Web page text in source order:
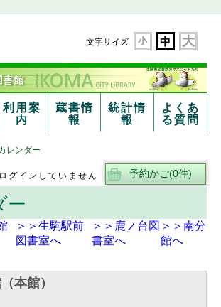
文字サイズ 小 中 大
利用案
内
蔵書情
報
統計情
報
よくあ
る質問
レンダー
ログインしていません
ー
＞＞生駒駅前
図書室へ
＞＞鹿ノ台図
書室へ
＞＞南分
館へ
本館）